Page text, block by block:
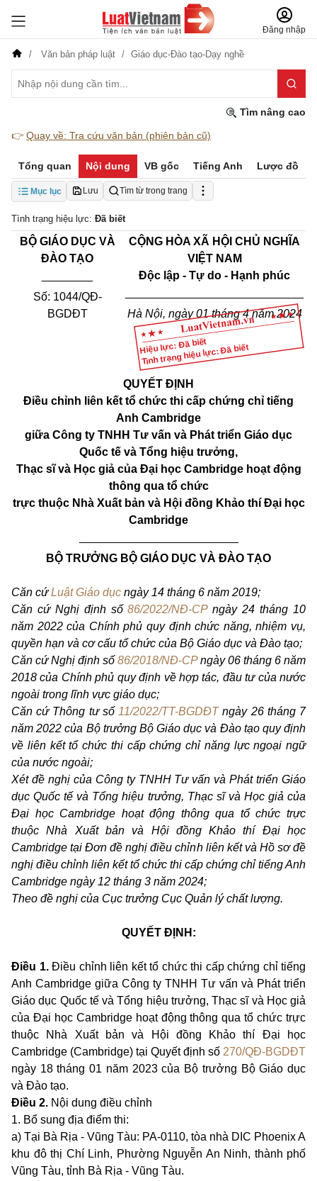
Đăng nhập
Văn bản pháp luật Giáo dục-Đào tạo-Dạy nghề
Tìm nâng cao
👉 Quay về: Tra cứu văn bản (phiên bản cũ)
Tổng quan Nội dung VB gốc Tiếng Anh Lược đồ
Mục lục Lưu Tìm từ trong trang
Tình trạng hiệu lực: Đã biết
Hiệu lực: Đã biết
Tình trạng hiệu lực: Đã biết
BỘGIÁO DỤC VÀ
ĐÀO TẠO
Số: 1044/QĐ-
BGDĐT
CỘNG HÒA XÃ HỘI CHỦ NGHĨA
VIỆT NAM
Độc lập - Tự do - Hạnh phúc
Hà Nội, ngày 01 tháng 4 năm 2024
QUYẾT ĐỊNH
Điều chỉnh liên kết tổ chức thi cấp chứng chỉ tiếng
Anh Cambridge
giữa Công ty TNHH Tư vấn và Phát triển Giáo dục
Quốc tế và Tổng hiệu trưởng,
Thạc sĩ và Học giả của Đại học Cambridge hoạt động
thông qua tổ chức
trực thuộc Nhà Xuất bản và Hội đồng Khảo thí Đại học
Cambridge
BỘ TRƯỞNG BỘ GIÁO DỤC VÀ ĐÀO TẠO
Căn cứLuật Giáo dục ngày 14 tháng 6 năm 2019;
Căn cứ Nghị định số86/2022/NĐ-CPngày 24 tháng 10
năm 2022 của Chính phủ quy định chức năng, nhiệm vụ,
quyền hạn và cơ cấu tổ chức của Bộ Giáo dục và Đào tạo;
Căn cứ Nghị định số 86/2018/NĐ-CPngày 06 tháng 6 năm
2018 của Chính phủ quy định về hợp tác, đầu tư của nước
ngoài trong lĩnh vực giáo dục;
Căn cứ Thông tư số 11/2022/TT-BGDĐTngày 26 tháng 7
năm 2022 của Bộ trưởng Bộ Giáo dục và Đào tạo quy định
về liên kết tổ chức thi cấp chứng chỉ năng lực ngoại ngữ
của nước ngoài;
Xét đề nghị của Công ty TNHH Tư vấn và Phát triển Giáo
dục Quốc tế và Tổng hiệu trưởng, Thạc sĩ và Học giả của
Đại học Cambridge hoạt động thông qua tổ chức trực
thuộc Nhà Xuất bản và Hội đồng Khảo thí Đại học
Cambridge tại Đơn đề nghị điều chỉnh liên kết và Hồ sơ đề
nghị điều chỉnh liên kết tổ chức thi cấp chứng chỉ tiếng Anh
Cambridge ngày 12 tháng 3 năm 2024;
Theo đề nghị của Cục trưởng Cục Quản lý chất lượng.
QUYẾT ĐỊNH:
Điều 1. Điều chỉnh liên kết tổ chức thi cấp chứng chỉ tiếng
Anh Cambridge giữa Công ty TNHH Tư vấn và Phát triển
Giáo dục Quốc tế và Tổng hiệu trưởng, Thạc sĩ và Học giả
của Đại học Cambridgehoạt động thông qua tổ chức trực
thuộc Nhà Xuất bản và Hội đồng Khảo thí Đại học
Cambridge (Cambridge) tại Quyết định số 270/QĐ-BGDĐT
ngày 18 tháng 01 năm 2023 của Bộ trưởng Bộ Giáo dục
và Đào tạo.
Điều 2. Nội dung điều chỉnh
1. Bổ sung địa điểm thi:
a) Tại Bà Rịa - Vũng Tàu: PA-0110, tòa nhà DIC Phoenix A
khu đô thị Chí Linh, Phường Nguyễn An Ninh, thành phố
Vũng Tàu, tỉnh Bà Rịa - Vũng Tàu.